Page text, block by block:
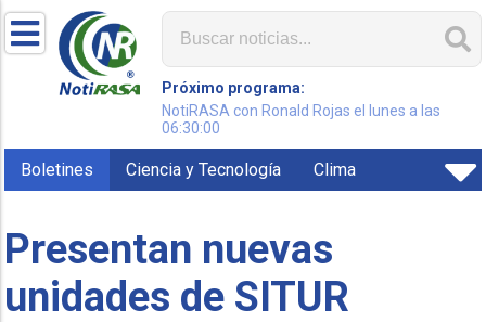
Próximo programa:
NotiRASA con Ronald Rojas el lunes a las
06:30:00
Boletines Ciencia y Tecnología Clima
Presentan nuevas
unidades de SITUR